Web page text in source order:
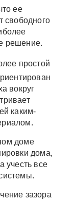
ее
свободного
решение.
простой
вокруг
каким-
доме
дома,
учесть все
зазора